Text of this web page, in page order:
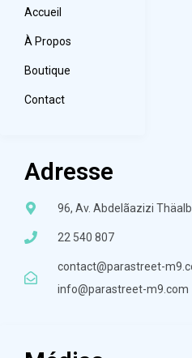
Accueil
À Propos
Boutique
Contact
Adresse
96, Av. Abdelãazizi
22 540 807
contact@parastreet-
info@parastreet-m9.com